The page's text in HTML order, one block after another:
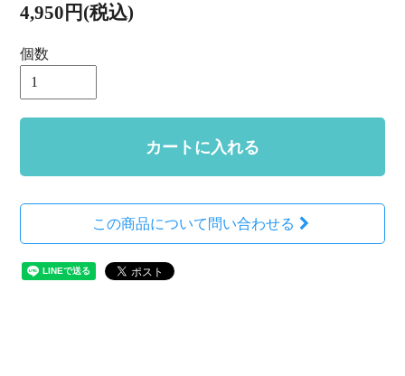
4,950円(税込)
個数
カートに入れる
この商品について問い合わせる